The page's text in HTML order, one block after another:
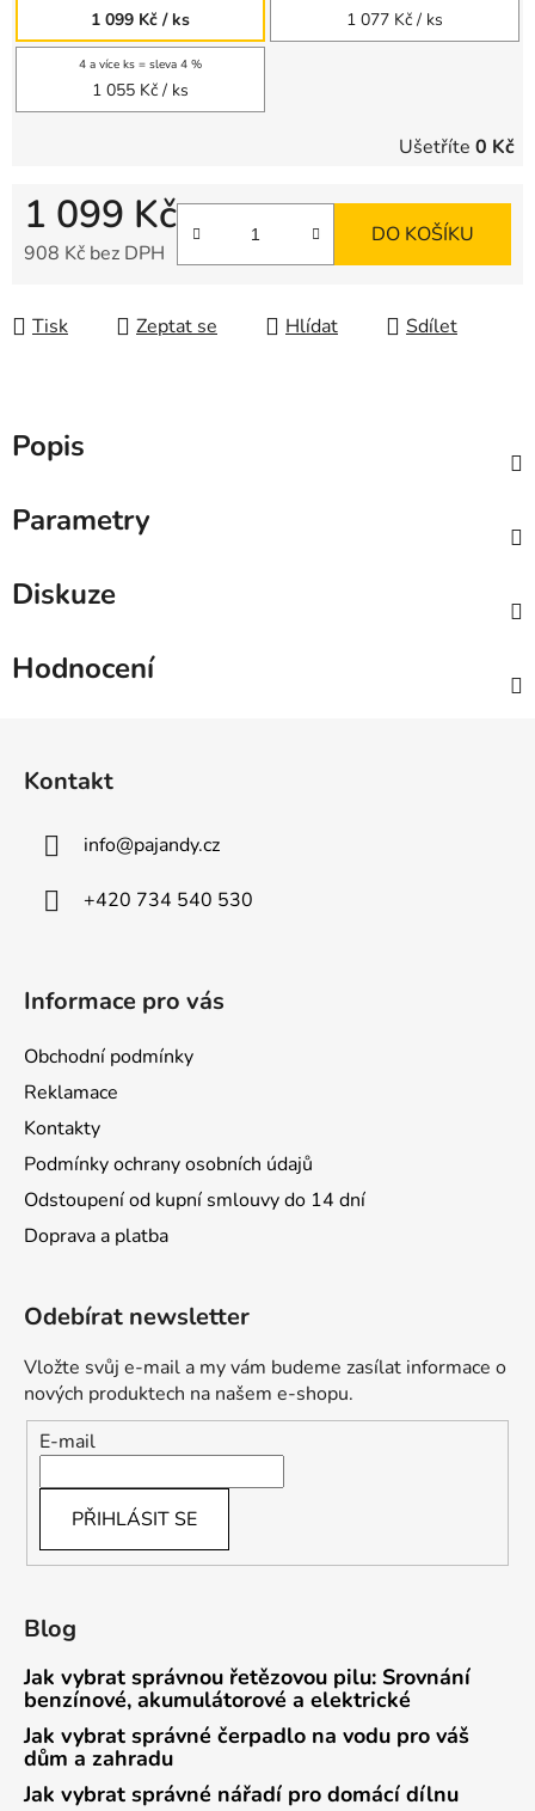
1 099 Kč / ks 1 077 Kč / ks
4 a více ks = sleva 4 %
1 055 Kč / ks
Ušetříte 0 Kč
1 099 Kč
908 Kč bez DPH
DO KOŠÍKU
Tisk Zeptat se Hlídat Sdílet
Popis
Parametry
Diskuze
Hodnocení
Kontakt
info@pajandy.cz
+420 734 540 530
Informace pro vás
Obchodní podmínky
Reklamace
Kontakty
Podmínky ochrany osobních údajů
Odstoupení od kupní smlouvy do 14 dní
Doprava a platba
Odebírat newsletter
Vložte svůj e-mail a my vám budeme zasílat informace o
nových produktech na našem e-shopu.
E-mail
PŘIHLÁSIT SE
Blog
Jak vybrat správnou řetězovou pilu: Srovnání
benzínové, akumulátorové a elektrické
Jak vybrat správné čerpadlo na vodu pro váš
dům a zahradu
Jak vybrat správné nářadí pro domácí dílnu